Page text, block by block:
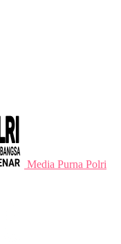
Media Purna Polri